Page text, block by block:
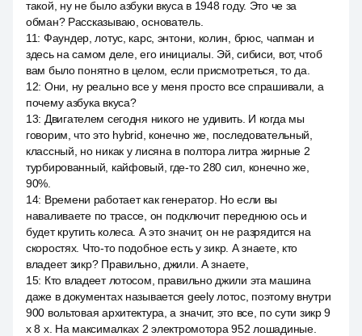
такой, ну не было азбуки вкуса в 1948 году. Это че за
обман? Рассказываю, основатель.
11: Фаундер, лотус, карс, энтони, колин, брюс, чапман и
здесь на самом деле, его инициалы. Эй, сибиси, вот, чтоб
вам было понятно в целом, если присмотреться, то да.
12: Они, ну реально все у меня просто все спрашивали, а
почему азбука вкуса?
13: Двигателем сегодня никого не удивить. И когда мы
говорим, что это hybrid, конечно же, последовательный,
классный, но никак у лисяна в полтора литра жирные 2
турбированный, кайфовый, где-то 280 сил, конечно же,
90%.
14: Времени работает как генератор. Но если вы
наваливаете по трассе, он подключит переднюю ось и
будет крутить колеса. А это значит, он не разрядится на
скоростях. Что-то подобное есть у зикр. А знаете, кто
владеет зикр? Правильно, джили. А знаете,
15: Кто владеет лотосом, правильно джили эта машина
даже в документах называется geely лотос, поэтому внутри
900 вольтовая архитектура, а значит, это все, по сути зикр 9
x 8 x. На максималках 2 электромотора 952 лошадиные.